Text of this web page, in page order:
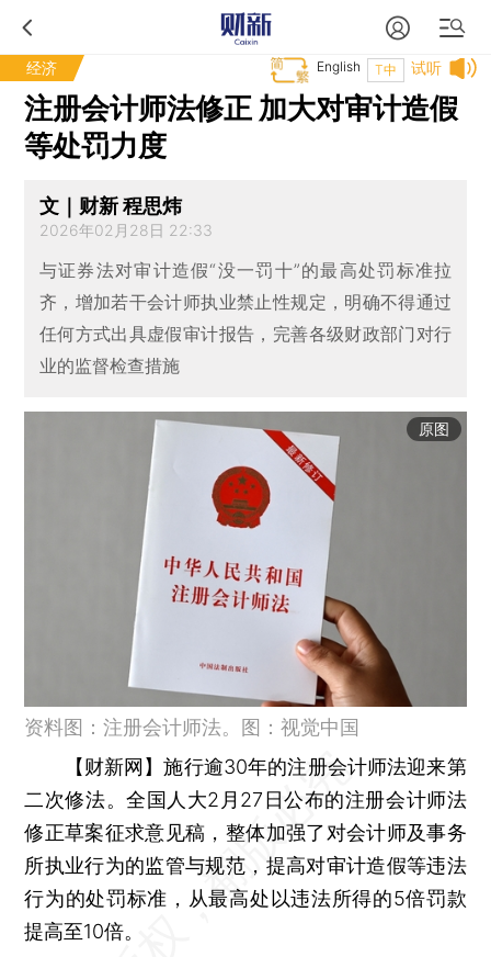
经济 试听
T中
English
注册会计师法修正 加大对审计造假
等处罚力度
文｜财新 程思炜
2026年02月28日 22:33
与证券法对审计造假“没一罚十”的最高处罚标准拉
齐，增加若干会计师执业禁止性规定，明确不得通过
任何方式出具虚假审计报告，完善各级财政部门对行
业的监督检查措施
原图
资料图：注册会计师法。图：视觉中国
【财新网】施行逾30年的注册会计师法迎来第
二次修法。全国人大2月27日公布的注册会计师法
修正草案征求意见稿，整体加强了对会计师及事务
所执业行为的监管与规范，提高对审计造假等违法
行为的处罚标准，从最高处以违法所得的5倍罚款
提高至10倍。